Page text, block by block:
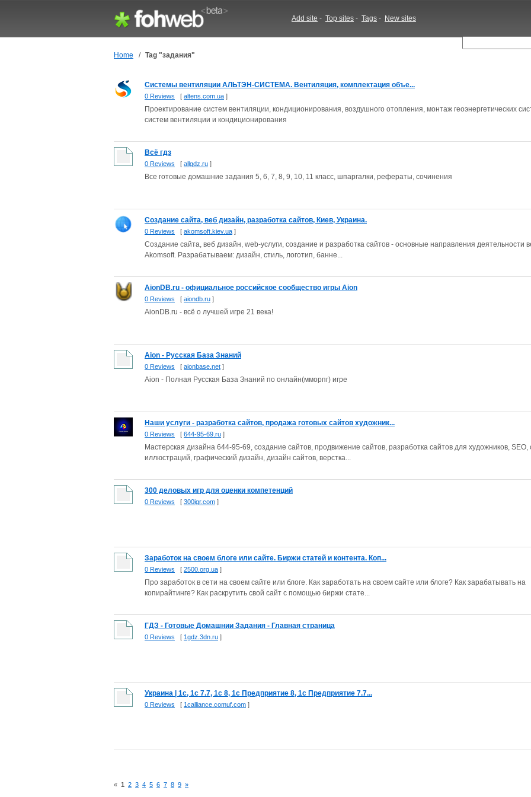
Add site - Top sites - Tags - New sites
Home / Tag "задания"
Системы вентиляции АЛЬТЭН-СИСТЕМА. Вентиляция, комплектация объе...
0 Reviews [ altens.com.ua ]
Проектирование систем вентиляции, кондиционирования, воздушного отопления, монтаж геоэнергетических
систем вентиляции и кондиционирования
Всё гдз
0 Reviews [ allgdz.ru ]
Все готовые домашние задания 5, 6, 7, 8, 9, 10, 11 класс, шпаргалки, рефераты, сочинения
Создание сайта, веб дизайн, разработка сайтов, Киев, Украина.
0 Reviews [ akomsoft.kiev.ua ]
Создание сайта, веб дизайн, web-услуги, создание и разработка сайтов - основные направления деятельности
Akomsoft. Разрабатываем: дизайн, стиль, логотип, банне...
AionDB.ru - официальное российское сообщество игры Aion
0 Reviews [ aiondb.ru ]
AionDB.ru - всё о лучшей игре 21 века!
Aion - Русская База Знаний
0 Reviews [ aionbase.net ]
Aion - Полная Русская База Знаний по онлайн(мморпг) игре
Наши услуги - разработка сайтов, продажа готовых сайтов художник...
0 Reviews [ 644-95-69.ru ]
Мастерская дизайна 644-95-69, cоздание сайтов, продвижение сайтов, разработка сайтов для художников, SEO,
иллюстраций, графический дизайн, дизайн сайтов, верстка...
300 деловых игр для оценки компетенций
0 Reviews [ 300igr.com ]
Заработок на своем блоге или сайте. Биржи статей и контента. Коп...
0 Reviews [ 2500.org.ua ]
Про заработок в сети на своем сайте или блоге. Как заработать на своем сайте или блоге? Как зарабатывать на
копирайтинге? Как раскрутить свой сайт с помощью биржи стате...
ГДЗ - Готовые Домашнии Задания - Главная страница
0 Reviews [ 1gdz.3dn.ru ]
Украина | 1c, 1с 7.7, 1с 8, 1с Предприятие 8, 1с Предприятие 7.7...
0 Reviews [ 1calliance.comuf.com ]
« 1 2 3 4 5 6 7 8 9 »